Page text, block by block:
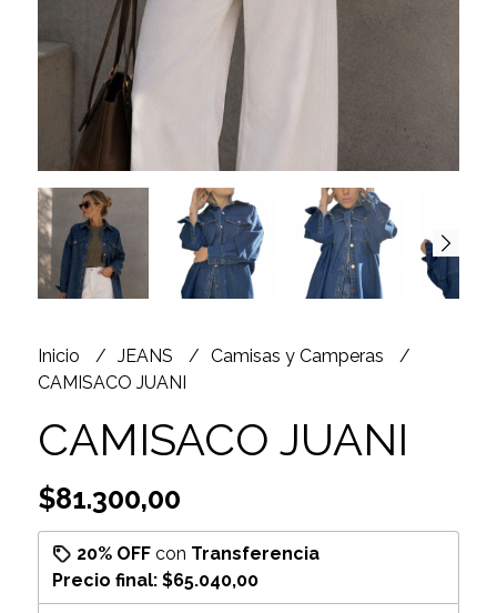
Inicio JEANS
Camisas y Camperas
CAMISACO JUANI
CAMISACO JUANI
$81.300,00
20% OFFcon Transferencia
Precio final: $65.040,00